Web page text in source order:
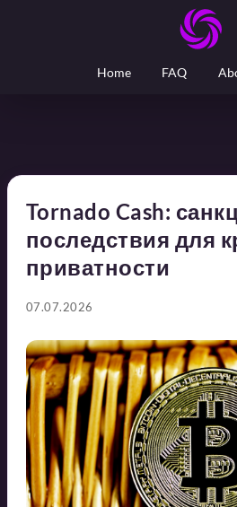
Home FAQ
Tornado Cash:
последствия для
приватности
07.07.2026